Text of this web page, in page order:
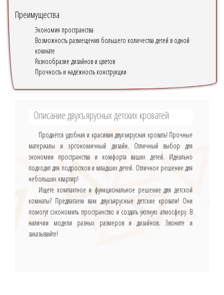
Преимущества
Экономия пространства
Возможность размещения большего количества детей в одной
комнате
Разнообразие дизайнов и цветов
Прочность и надёжность конструкции
Описание двухъярусных детских кроватей
Продаётся удобная и красивая двухъярусная кровать! Прочные
материалы и эргономичный дизайн. Отличный выбор для
экономии пространства и комфорта ваших детей. Идеально
подходит для подростков и младших детей. Отличное решение для
небольших квартир!
Ищете компактное и функциональное решение для детской
комнаты? Предлагаем вам двухъярусные детские кровати! Они
помогут сэкономить пространство и создать уютную атмосферу. В
наличии модели разных размеров и дизайнов. Звоните и
заказывайте!